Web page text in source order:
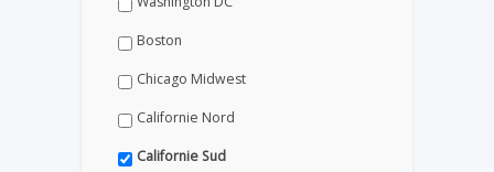
Boston
Chicago Midwest
Californie Nord
Californie Sud